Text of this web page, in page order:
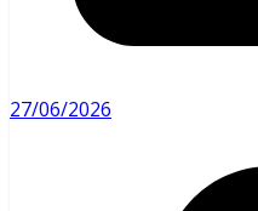
27/06/2026